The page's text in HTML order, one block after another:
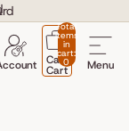
Menu
Total
items
in
cart:
0
Cart
Cart